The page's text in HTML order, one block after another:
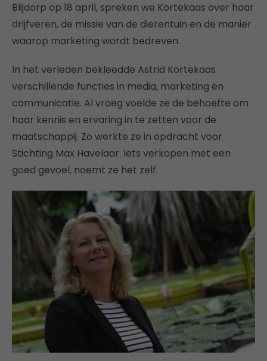
Blijdorp op 18 april, spreken we Kortekaas over haar
drijfveren, de missie van de dierentuin en de manier
waarop marketing wordt bedreven.
In het verleden bekleedde Astrid Kortekaas
verschillende functies in media, marketing en
communicatie. Al vroeg voelde ze de behoefte om
haar kennis en ervaring in te zetten voor de
maatschappij. Zo werkte ze in opdracht voor
Stichting Max Havelaar. Iets verkopen met een
goed gevoel, noemt ze het zelf.